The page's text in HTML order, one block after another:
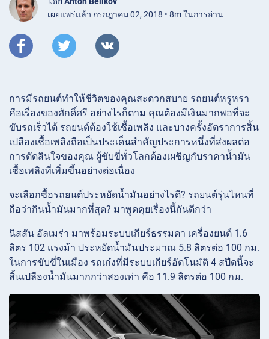
เผยแพร่แล้ว กรกฎาคม 02, 2018 • 8m ในการอ่าน
การมีรถยนต์ทำให้ชีวิตของคุณสะดวกสบาย รถยนต์หรูหรา
คือเรื่องของศักดิ์ศรี อย่างไรก็ตาม คุณต้องมีเงินมากพอที่จะ
ขับรถเร็วได้ รถยนต์ต้องใช้เชื้อเพลิง และบางครั้งอัตราการสิ้น
เปลืองเชื้อเพลิงถือเป็นประเด็นสำคัญประการหนึ่งที่ส่งผลต่อ
การตัดสินใจของคุณ ผู้ขับขี่ทั่วโลกต้องเผชิญกับราคาน้ำมัน
เชื้อเพลิงที่เพิ่มขึ้นอย่างต่อเนื่อง
จะเลือกซื้อรถยนต์ประหยัดน้ำมันอย่างไรดี? รถยนต์รุ่นไหนที่
ถือว่ากินน้ำมันมากที่สุด? มาพูดคุยเรื่องนี้กันดีกว่า
นิสสัน อัลเมร่า มาพร้อมระบบเกียร์ธรรมดา เครื่องยนต์ 1.6
ลิตร 102 แรงม้า ประหยัดน้ำมันประมาณ 5.8 ลิตรต่อ 100 กม.
ในการขับขี่ในเมือง รถเก๋งที่มีระบบเกียร์อัตโนมัติ 4 สปีดนี้จะ
สิ้นเปลืองน้ำมันมากกว่าสองเท่า คือ 11.9 ลิตรต่อ 100 กม.